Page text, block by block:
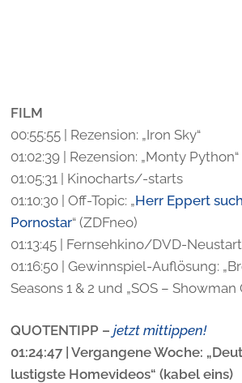
FILM
00:55:55 | Rezension: „Iron Sky“
01:02:39 | Rezension: „Monty
01:05:31 | Kinocharts/-starts
01:10:30 | Off-Topic: „Herr Eppert
Pornostar“ (ZDFneo)
01:13:45 | Fernsehkino/DVD-
01:16:50 | Gewinnspiel-Auflösung:
Seasons 1 & 2 und „SOS –
QUOTENTIPP –jetzt mittippen!
01:24:47 | Vergangene Woche:
lustigste Homevideos“ (kabel eins)